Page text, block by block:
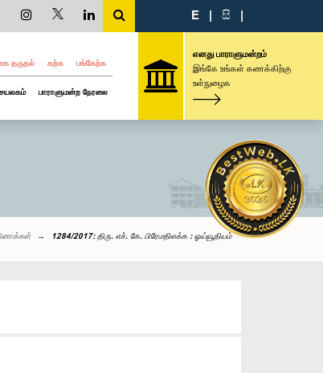
E | සි |
தருதல் கற்க பங்கேற்க
பாராளுமன்ற நேரலை
எனது பாராளுமன்றம்
இங்கே உங்கள் கணக்கிற்கு
உள்நுழைக
1284/2017: திரு. எச். கே. பிரேமதிலக்க : ஓய்வூதியம்